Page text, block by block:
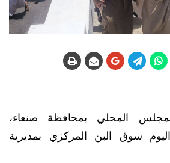
المحلي بمحافظة صنعاء،
اليوم سوق البن المركزي بمديرية